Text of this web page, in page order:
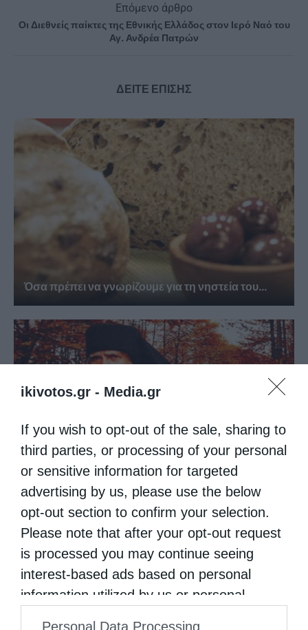
ikivotos.gr - Media.gr
If you wish to opt-out of the sale, sharing to
third parties, or processing of your personal
or sensitive information for targeted
advertising by us, please use the below
opt-out section to confirm your selection.
Please note that after your opt-out request
is processed you may continue seeing
interest-based ads based on personal
information utilized by us or personal
Personal Data Processing
Επόμενο άρθρο
Οι Διεθνείς παίκτες της Εθνικής Ελλάδος στον Ιερό Ναό του
Αγ. Ανδρέα Πατρών
ΔΕΙΤΕ ΕΠΙΣΗΣ
Όσα πρέπει να γνωρίζουμε για τη νηστεία του...
Άγιος Παΐσιος: Η γλυκύτητα της πνευματικής ζωής